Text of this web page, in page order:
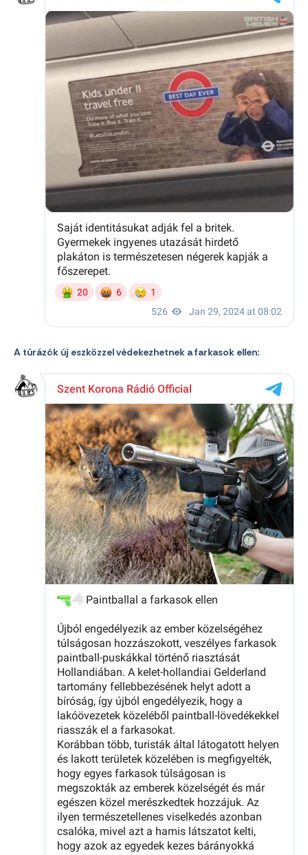
A túrázók új eszközzel védekezhetnek a farkasok ellen: